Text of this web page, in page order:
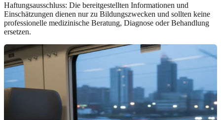
Haftungsausschluss: Die bereitgestellten Informationen und
Einschätzungen dienen nur zu Bildungszwecken und sollten keine
professionelle medizinische Beratung, Diagnose oder Behandlung
ersetzen.